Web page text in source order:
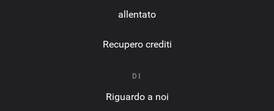
allentato
Recupero crediti
DI
Riguardo a noi